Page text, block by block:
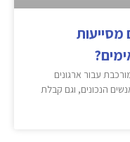
עבור ארגונים
הנכונים, וגם קבלת